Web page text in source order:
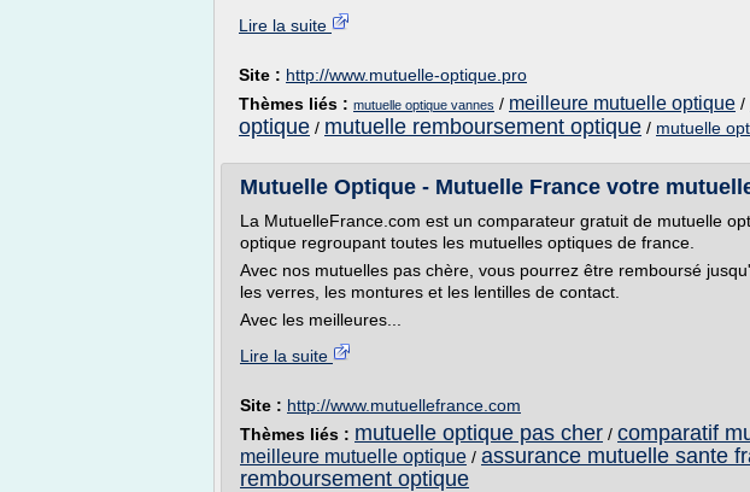
Lire la suite
Site : http://www.mutuelle-optique.pro
Thèmes liés : mutuelle optique vannes / meilleure mutuelle optique /
optique / mutuelle remboursement optique / mutuelle
Mutuelle Optique - Mutuelle France votre
La MutuelleFrance.com est un comparateur gratuit de mutuelle
optique regroupant toutes les mutuelles optiques de france.
Avec nos mutuelles pas chère, vous pourrez être remboursé
les verres, les montures et les lentilles de contact.
Avec les meilleures...
Lire la suite
Site : http://www.mutuellefrance.com
Thèmes liés : mutuelle optique pas cher / comparatif
meilleure mutuelle optique / assurance mutuelle sante
remboursement optique